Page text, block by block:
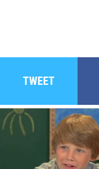
TWEET